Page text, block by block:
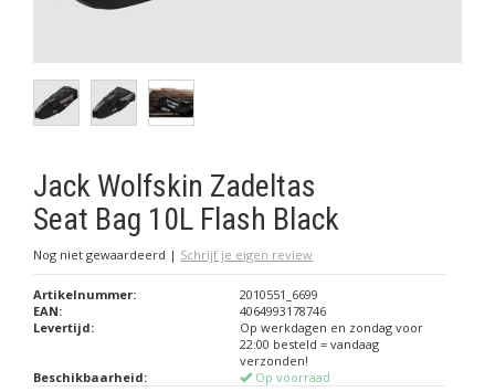
Jack Wolfskin Zadeltas
Seat Bag 10L Flash Black
Nog niet gewaardeerd | Schrijf je eigen review
Artikelnummer:
2010551_6699
EAN:
4064993178746
Levertijd:
Op werkdagen en zondag voor
22:00 besteld = vandaag
verzonden!
Beschikbaarheid:
Op voorraad